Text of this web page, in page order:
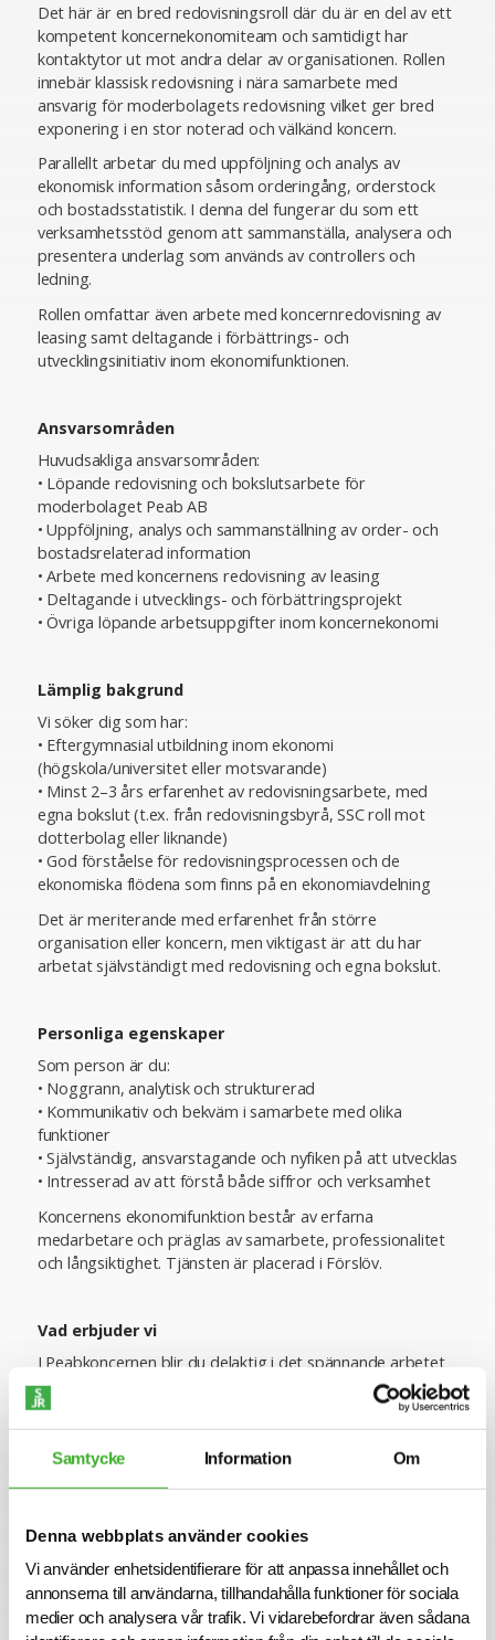
Samtycke Information Om
Denna webbplats använder cookies
Vi använder enhetsidentifierare för att anpassa innehållet och
annonserna till användarna, tillhandahålla funktioner för sociala
medier och analysera vår trafik. Vi vidarebefordrar även sådana
Det här är en bred redovisningsroll där du är en del av ett
kompetent koncernekonomiteam och samtidigt har
kontaktytor ut mot andra delar av organisationen. Rollen
innebär klassisk redovisning i nära samarbete med
ansvarig för moderbolagets redovisning vilket ger bred
exponering i en stor noterad och välkänd koncern.
Parallellt arbetar du med uppföljning och analys av
ekonomisk information såsom orderingång, orderstock
och bostadsstatistik. I denna del fungerar du som ett
verksamhetsstöd genom att sammanställa, analysera och
presentera underlag som används av controllers och
ledning.
Rollen omfattar även arbete med koncernredovisning av
leasing samt deltagande i förbättrings- och
utvecklingsinitiativ inom ekonomifunktionen.
Ansvarsområden
Huvudsakliga ansvarsområden:
• Löpande redovisning och bokslutsarbete för
moderbolaget Peab AB
• Uppföljning, analys och sammanställning av order- och
bostadsrelaterad information
• Arbete med koncernens redovisning av leasing
• Deltagande i utvecklings- och förbättringsprojekt
• Övriga löpande arbetsuppgifter inom koncernekonomi
Lämplig bakgrund
Vi söker dig som har:
• Eftergymnasial utbildning inom ekonomi
(högskola/universitet eller motsvarande)
• Minst 2–3 års erfarenhet av redovisningsarbete, med
egna bokslut (t.ex. från redovisningsbyrå, SSC roll mot
dotterbolag eller liknande)
• God förståelse för redovisningsprocessen och de
ekonomiska flödena som finns på en ekonomiavdelning
Det är meriterande med erfarenhet från större
organisation eller koncern, men viktigast är att du har
arbetat självständigt med redovisning och egna bokslut.
Personliga egenskaper
Som person är du:
• Noggrann, analytisk och strukturerad
• Kommunikativ och bekväm i samarbete med olika
funktioner
• Självständig, ansvarstagande och nyfiken på att utvecklas
• Intresserad av att förstå både siffror och verksamhet
Koncernens ekonomifunktion består av erfarna
medarbetare och präglas av samarbete, professionalitet
och långsiktighet. Tjänsten är placerad i Förslöv.
Vad erbjuder vi
I Peabkoncernen blir du delaktig i det spännande arbetet
att bygga framtidens hållbara samhälle. Vi engagerar oss i
sociala frågor och i frågor som rör miljön för de
människor som nu och i framtiden påverkas av det vi
bygger och anlägger. Vi vill tillvarata all kompetens på
jordnära – utvecklande - personliga och pålitliga eftersom
de är grundläggande för det vi gör. Hos oss finns stora
möjligheter till personlig utveckling. Vill du bygga ett
hållbart samhälle med oss?